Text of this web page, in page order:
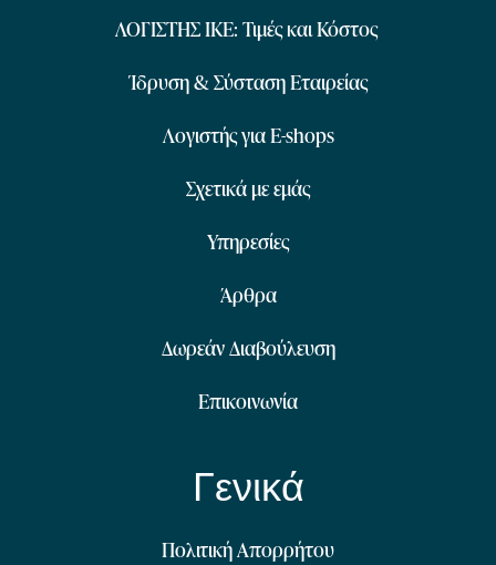
ΛΟΓΙΣΤΗΣ ΙΚΕ: Τιμές και Κόστος
Ίδρυση & Σύσταση Εταιρείας
Λογιστής για E-shops
Σχετικά με εμάς
Υπηρεσίες
Άρθρα
Δωρεάν Διαβούλευση
Επικοινωνία
Γενικά
Πολιτική Απορρήτου